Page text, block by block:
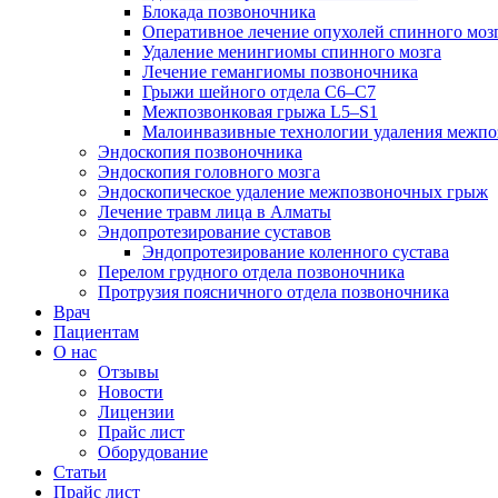
Блокада позвоночника
Оперативное лечение опухолей спинного
Удаление менингиомы спинного мозга
Лечение гемангиомы позвоночника
Грыжи шейного отдела С6–С7
Межпозвонковая грыжа L5–S1
Малоинвазивные технологии удаления
Эндоскопия позвоночника
Эндоскопия головного мозга
Эндоскопическое удаление межпозвоночных грыж
Лечение травм лица в Алматы
Эндопротезирование суставов
Эндопротезирование коленного сустава
Перелом грудного отдела позвоночника
Протрузия поясничного отдела позвоночника
Врач
Пациентам
О нас
Отзывы
Новости
Лицензии
Прайс лист
Оборудование
Статьи
Прайс лист